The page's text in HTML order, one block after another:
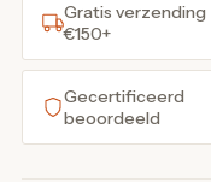
Gratis verzending
€150+
Gecertificeerd
beoordeeld